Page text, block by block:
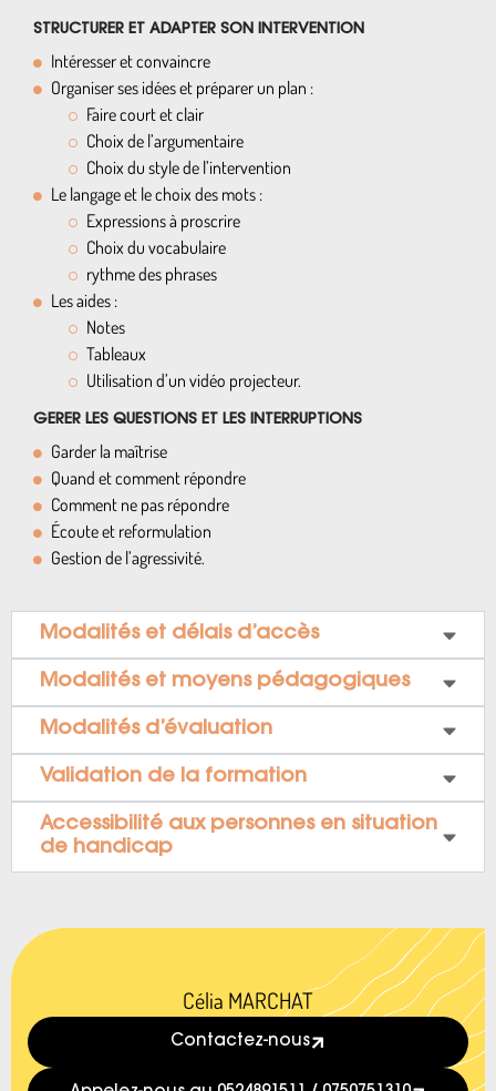
STRUCTURER ET ADAPTER SON INTERVENTION
Intéresser et convaincre
Organiser ses idées et préparer un plan :
Faire court et clair
Choix de l’argumentaire
Choix du style de l’intervention
Le langage et le choix des mots :
Expressions à proscrire
Choix du vocabulaire
rythme des phrases
Les aides :
Notes
Tableaux
Utilisation d’un vidéo projecteur.
GERER LES QUESTIONS ET LES INTERRUPTIONS
Garder la maîtrise
Quand et comment répondre
Comment ne pas répondre
Écoute et reformulation
Gestion de l’agressivité.
Modalités et délais d’accès
Modalités et moyens pédagogiques
Modalités d’évaluation
Validation de la formation
Accessibilité aux personnes en situation
de handicap
Célia MARCHAT
Contactez-nous